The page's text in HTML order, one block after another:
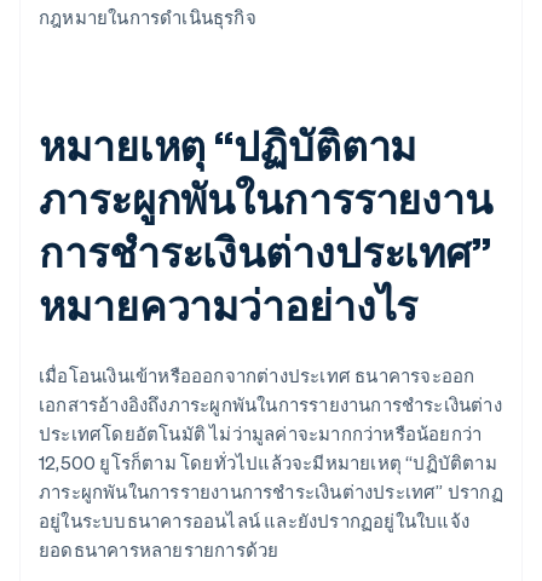
กฎหมายในการดำเนินธุรกิจ
หมายเหตุ “ปฏิบัติตาม
ภาระผูกพันในการรายงาน
การชำระเงินต่างประเทศ”
หมายความว่าอย่างไร
เมื่อโอนเงินเข้าหรือออกจากต่างประเทศ ธนาคารจะออก
เอกสารอ้างอิงถึงภาระผูกพันในการรายงานการชำระเงินต่าง
ประเทศโดยอัตโนมัติ ไม่ว่ามูลค่าจะมากกว่าหรือน้อยกว่า
12,500 ยูโรก็ตาม โดยทั่วไปแล้วจะมีหมายเหตุ “ปฏิบัติตาม
ภาระผูกพันในการรายงานการชำระเงินต่างประเทศ” ปรากฏ
อยู่ในระบบธนาคารออนไลน์ และยังปรากฏอยู่ในใบแจ้ง
ยอดธนาคารหลายรายการด้วย